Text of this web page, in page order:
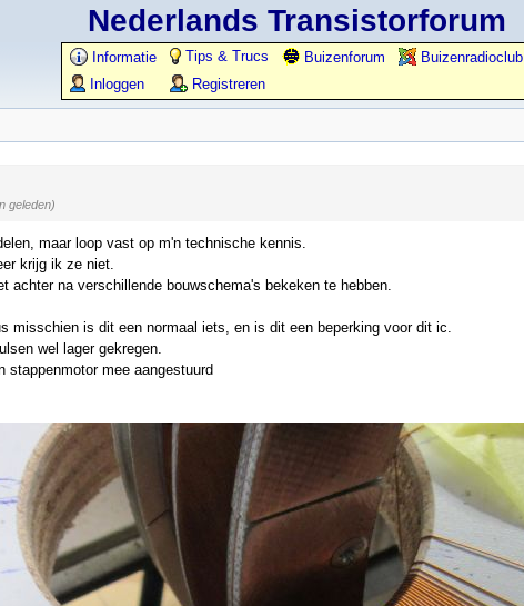
Nederlands Transistorforum
Informatie Tips & Trucs Buizenforum
Buizenradioclub
Inloggen
Registreren
geleden)
maar loop vast op m'n technische kennis.
krijg ik ze niet.
na verschillende bouwschema's bekeken te hebben.
misschien is dit een normaal iets, en is dit een beperking voor dit ic.
wel lager gekregen.
stappenmotor mee aangestuurd